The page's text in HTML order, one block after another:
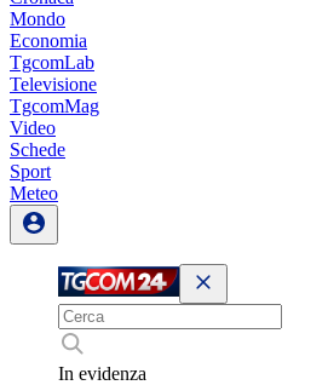
Mondo
Economia
TgcomLab
Televisione
TgcomMag
Video
Schede
Sport
Meteo
In evidenza